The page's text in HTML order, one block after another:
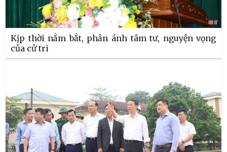
Kịp thời nắm bắt, phản ánh tâm tư, nguyện vọng
của cử tri